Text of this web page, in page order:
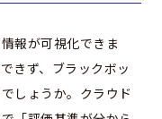
報が可視化できま
きず、ブラックボッ
しょうか。クラウド